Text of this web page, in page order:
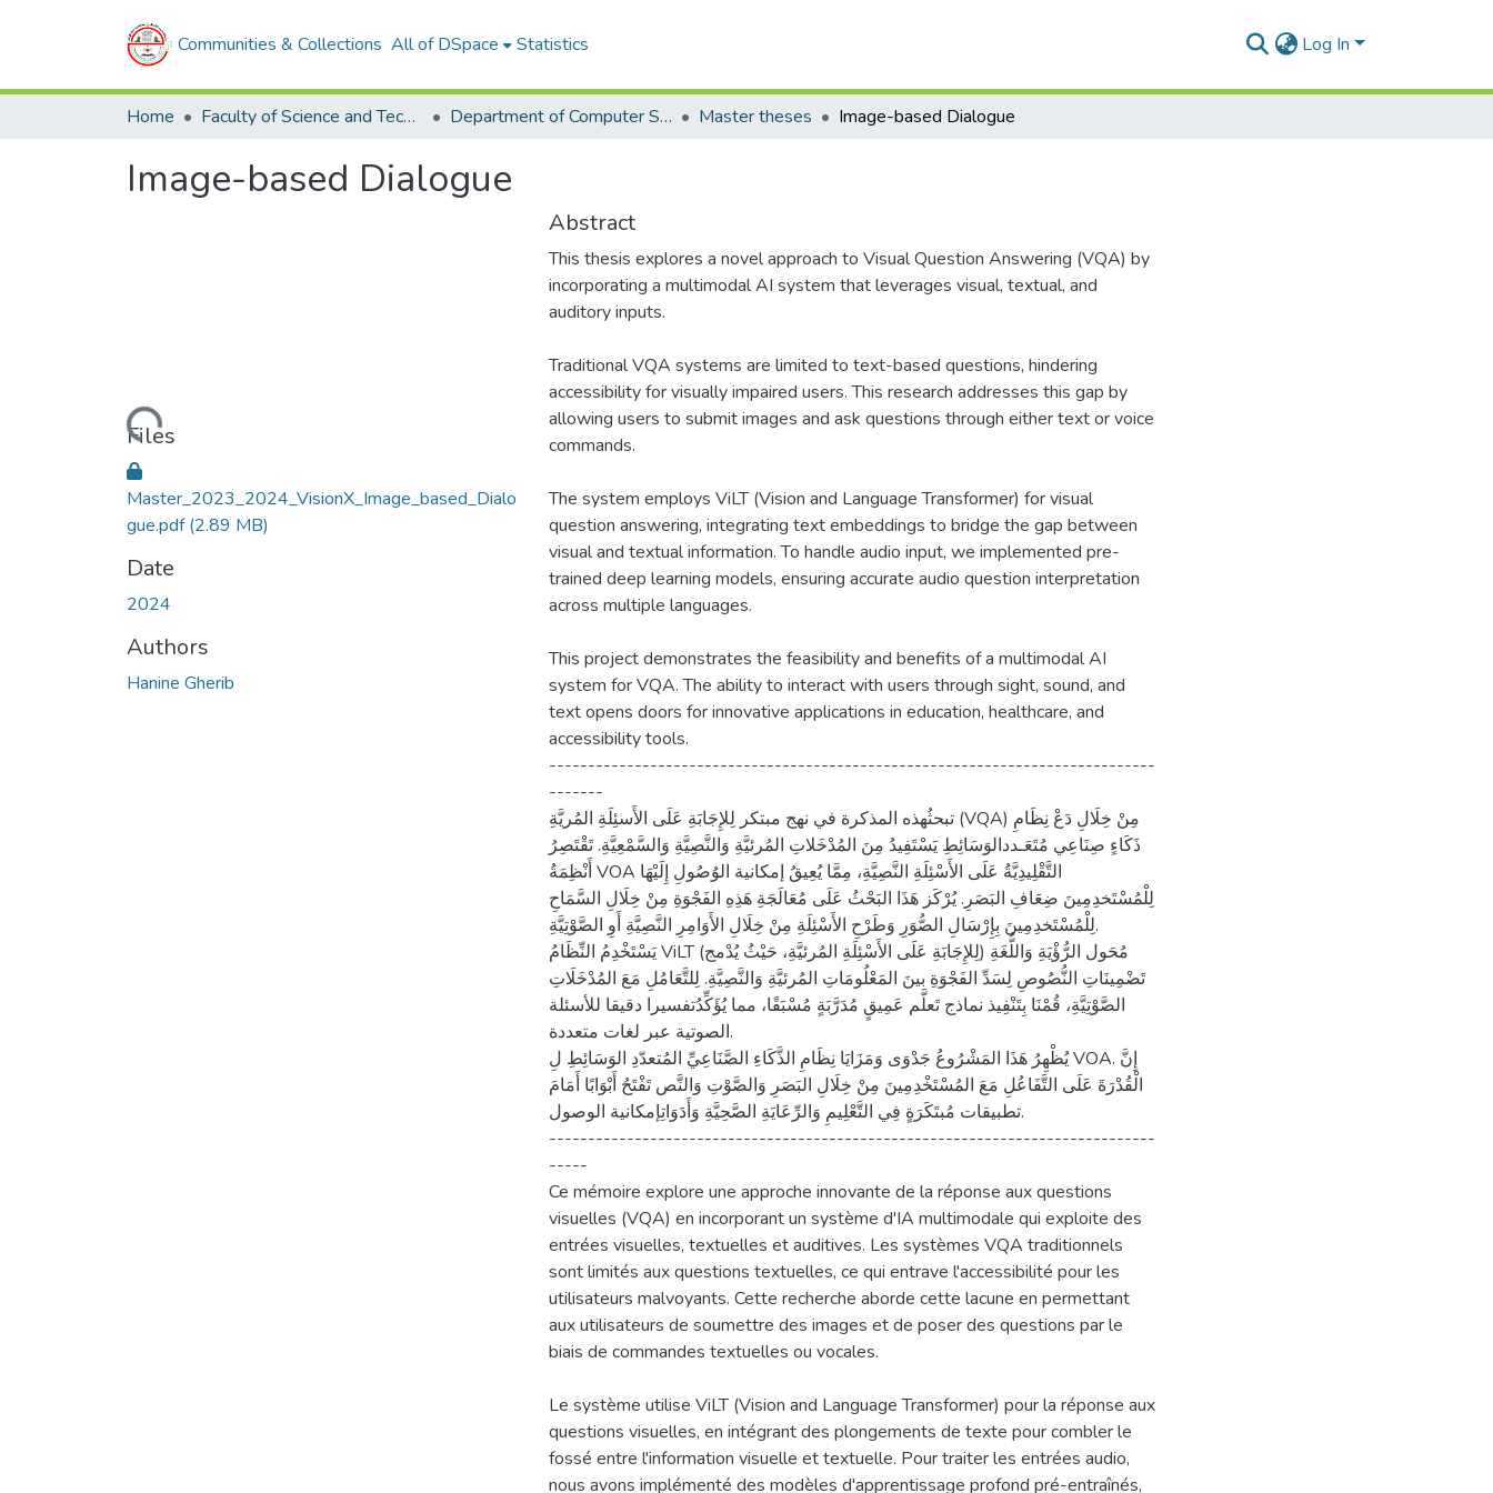
Communities & Collections All of DSpace Statistics Log In
Home Faculty of Science and Technology Department of Computer Science Master theses Image-based Dialogue
Image-based Dialogue
Loading...
Files
Master_2023_2024_VisionX_Image_based_Dialo
gue.pdf(2.89 MB)
Date
2024
Authors
Hanine Gherib
Abstract
This thesis explores a novel approach to Visual Question Answering (VQA) by
incorporating a multimodal AI system that leverages visual, textual, and
auditory inputs.
Traditional VQA systems are limited to text-based questions, hindering
accessibility for visually impaired users. This research addresses this gap by
allowing users to submit images and ask questions through either text or voice
commands.
The system employs ViLT (Vision and Language Transformer) for visual
question answering, integrating text embeddings to bridge the gap between
visual and textual information. To handle audio input, we implemented pre-
trained deep learning models, ensuring accurate audio question interpretation
across multiple languages.
This project demonstrates the feasibility and benefits of a multimodal AI
system for VQA. The ability to interact with users through sight, sound, and
text opens doors for innovative applications in education, healthcare, and
accessibility tools.
------------------------------------------------------------------------------
-------
تبحثُهذه المذكرة في نهج مبتكر لِلإِجَابَةِ عَلَى الأَسئِلَةِ المُريَّةِ (VQA) مِنْ خِلَالِ دَعْ نِظَامِ
ذَكَاءٍ صِنَاعِي مُتَعَـددالوَسَائِطِ يَسْتَفِيدُ مِنَ المُدْخَلاتِ المُرئيَّةِ وَالنَّصِيَّةِ وَالسَّمْعِيَّةِ. تَقْتَصِرُ
أَنْظِمَةُ VOA التَّقْلِيدِيَّةُ عَلَى الأَسْئِلَةِ النَّصِيَّةِ، مِمَّا يُعِيقُ إمكانية الوُصُولِ إِلَيْهَا
لِلْمُسْتَخدِمِينَ ضِعَافِ البَصَرِ. يُرْكَز هَذَا البَحْثُ عَلَى مُعَالَجَةِ هَذِهِ الفَجْوَةِ مِنْ خِلَالِ السَّمَاحِ
لِلْمُسْتَخدِمِينَ بِإِرْسَالِ الصُّوَرِ وَطَرْحِ الأَسْئِلَةِ مِنْ خِلَالِ الأَوَامِرِ النَّصِيَّةِ أَوِ الصَّوْتِيَّةِ.
يَسْتَخْدِمُ النِّظَامُ ViLT (مُحَول الرُّؤْيَةِ وَاللُّغَةِ (لِلإِجَابَةِ عَلَى الأَسْئِلَةِ المُرئيَّةِ، حَيْثُ يُدْمج
تَضْمِينَاتِ النُّصُوصِ لِسَدِّ الفَجْوَةِ بينَ المَعْلُومَاتِ المُرئيَّةِ وَالنَّصِيَّةِ. لِلتَّعَامُلِ مَعَ المُدْخَلَاتِ
الصَّوْتِيَّةِ، قُمْنَا بِتَنْفِيذ نماذج تَعلَّم عَمِيقٍ مُدَرَّبَةٍ مُسْبَقًا، مما يُؤَكِّدُتفسيرا دقيقا للأسئلة
الصوتية عبر لغات متعددة.
يُظْهِرُ هَذَا المَشْرُوعُ جَدْوَى وَمَزَايَا نِظَامِ الذَّكَاءِ الصَّنَاعِيِّ المُتعدّدِ الوَسَائِطِ لِ VOA. إِنَّ
الْقُدْرَةَ عَلَى التَّفَاعُلِ مَعَ المُسْتَخْدِمِينَ مِنْ خِلَالِ البَصَرِ وَالصَّوْتِ وَالنَّص تَفْتَحُ أَبْوَابًا أَمَامَ
تطبيقات مُبتَكَرَةٍ فِي التَّعْلِيمِ وَالرِّعَايَةِ الصَّحِيَّةِ وَأَدَوَاتِإمكانية الوصول.
------------------------------------------------------------------------------
-----
Ce mémoire explore une approche innovante de la réponse aux questions
visuelles (VQA) en incorporant un système d'IA multimodale qui exploite des
entrées visuelles, textuelles et auditives. Les systèmes VQA traditionnels
sont limités aux questions textuelles, ce qui entrave l'accessibilité pour les
utilisateurs malvoyants. Cette recherche aborde cette lacune en permettant
aux utilisateurs de soumettre des images et de poser des questions par le
biais de commandes textuelles ou vocales.
Le système utilise ViLT (Vision and Language Transformer) pour la réponse aux
questions visuelles, en intégrant des plongements de texte pour combler le
fossé entre l'information visuelle et textuelle. Pour traiter les entrées audio,
nous avons implémenté des modèles d'apprentissage profond pré-entraînés,